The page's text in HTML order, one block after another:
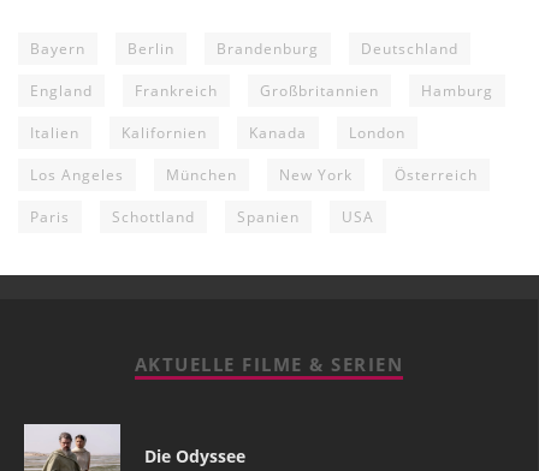
Bayern Berlin Brandenburg Deutschland
England Frankreich Großbritannien Hamburg
Italien Kalifornien Kanada London
Los Angeles München New York Österreich
Paris Schottland Spanien USA
AKTUELLE FILME & SERIEN
Die Odyssee